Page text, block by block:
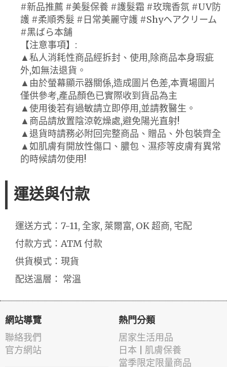
#新品推薦 #美髮保養 #護髮霜 #玫瑰香氛 #UV防
護 #柔順秀髮 #日常美麗守護 #Shyヘアクリーム
#黑ばら本舗
【注意事項】:
▲私人消耗性商品經拆封、使用,除商品本身瑕疵
外,如無法退貨。
▲由於螢幕顯示器關係,造成圖片色差,本賣場圖片
僅供參考,產品顏色已實際收到貨品為主
▲使用後若有過敏請立即停用,並請教醫生。
▲商品請放置陰涼乾燥處,避免陽光直射!
▲退貨時請務必附回完整商品、贈品、外包裝齊全
▲如肌膚有開放性傷口、膿包、濕疹等皮膚有異常
的時候請勿使用!
運送與付款
運送方式：7-11, 全家, 萊爾富, OK 超商, 宅配
付款方式：ATM 付款
供貨模式：現貨
配送溫層： 常溫
網站導覽
聯絡我們
官方網站
熱門分類
居家生活用品
日本 | 肌膚保養
當季限定限量商品